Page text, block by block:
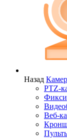
Назад
PTZ-
Веб-